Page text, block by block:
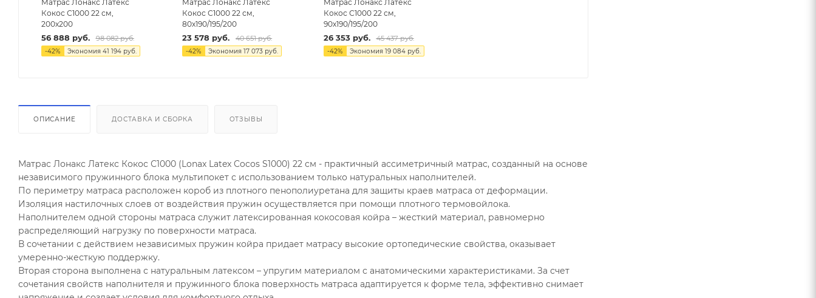
Матрас Лонакс Латекс
Кокос С1000 22 см,
200х200
56 888 руб. 98 082руб.
-42% Экономия 41 194руб.
Матрас Лонакс Латекс
Кокос С1000 22 см,
80х190/195/200
23 578 руб. 40 651руб.
-42% Экономия17 073 руб.
Матрас Лонакс Латекс
Кокос С1000 22 см,
90х190/195/200
26 353руб. 45 437руб.
-42% Экономия 19 084руб.
ОПИСАНИЕ ДОСТАВКА И СБОРКА ОТЗЫВЫ
Матрас Лонакс Латекс Кокос С1000 (Lonax Latex Cocos S1000) 22 см - практичный ассиметричный матрас, созданный на основе
независимого пружинного блока мультипокет с использованием только натуральных наполнителей.
По периметру матраса расположен короб из плотного пенополиуретана для защиты краев матраса от деформации.
Изоляция настилочных слоев от воздействия пружин осуществляется при помощи плотного термовойлока.
Наполнителем одной стороны матраса служит латексированная кокосовая койра – жесткий материал, равномерно
распределяющий нагрузку по поверхности матраса.
В сочетании с действием независимых пружин койра придает матрасу высокие ортопедические свойства, оказывает
умеренно-жесткую поддержку.
Вторая сторона выполнена с натуральным латексом – упругим материалом с анатомическими характеристиками. За счет
сочетания свойств наполнителя и пружинного блока поверхность матраса адаптируется к форме тела, эффективно снимает